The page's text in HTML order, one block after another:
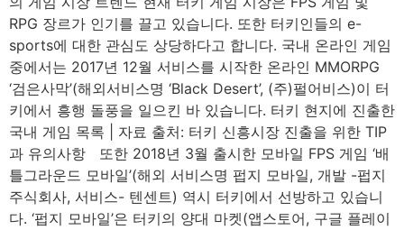
RPG 장르가 인기를 끌고 있습니다. 또한 터키인들의 e-
sports에 대한 관심도 상당하다고 합니다. 국내 온라인 게임
중에서는 2017년 12월 서비스를 시작한 온라인 MMORPG
‘검은사막’(해외서비스명 ‘Black Desert’, (주)펄어비스)이 터
키에서 흥행 돌풍을 일으킨 바 있습니다. 터키 현지에 진출한
국내 게임 목록 | 자료 출처: 터키 신흥시장 진출을 위한 TIP
과 유의사항 또한 2018년 3월 출시한 모바일 FPS 게임 ‘배
틀그라운드 모바일’(해외 서비스명 펍지 모바일, 개발 -펍지
주식회사, 서비스- 텐센트) 역시 터키에서 선방하고 있습니
다. ‘펍지 모바일’은 터키의 양대 마켓(앱스토어, 구글 플레이